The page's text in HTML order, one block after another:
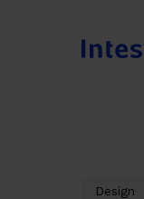
Design